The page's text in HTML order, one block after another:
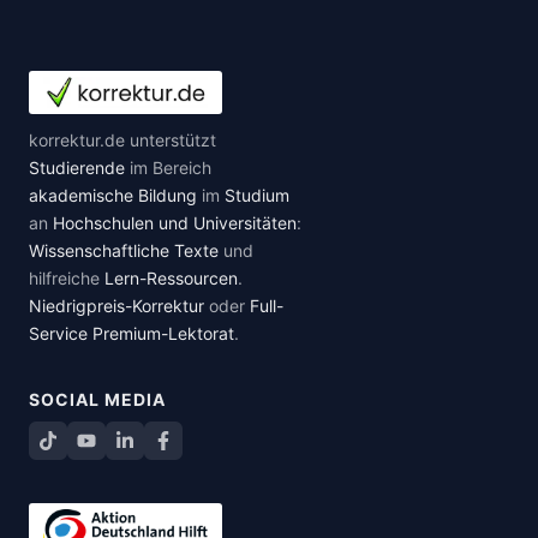
korrektur.de unterstützt
Studierende im Bereich
akademische Bildung im Studium
an Hochschulen und Universitäten:
Wissenschaftliche Texte und
hilfreiche Lern-Ressourcen.
Niedrigpreis-Korrektur oder Full-
Service Premium-Lektorat.
SOCIAL MEDIA
TikTokYouTube
LinkedInFacebook teilen